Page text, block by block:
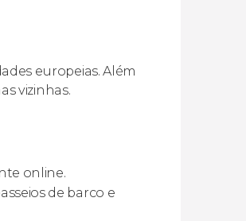
europeias. Além
vizinhas.
online.
de barco e